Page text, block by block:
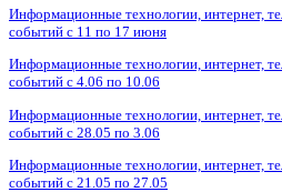
Информационные технологии, интернет,
событий с 11 по 17 июня
Информационные технологии, интернет,
событий с 4.06 по 10.06
Информационные технологии, интернет,
событий с 28.05 по 3.06
Информационные технологии, интернет,
событий с 21.05 по 27.05